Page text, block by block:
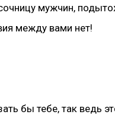
мужчин,
между вами нет!
бы тебе, так ведь